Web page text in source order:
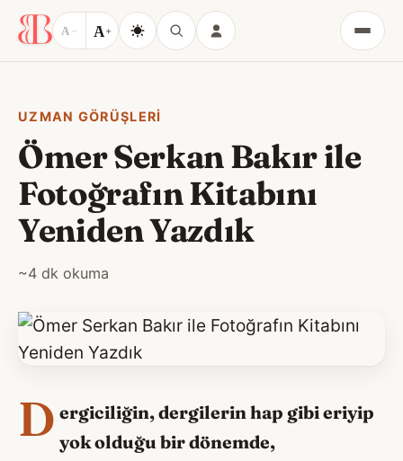
A − A+
Menü
UZMAN GÖRÜŞLERI
Ömer Serkan Bakır ile
Fotoğrafın Kitabını
Yeniden Yazdık
~4 dk okuma
D ergiciliğin, dergilerin hap gibi eriyip
yok olduğu bir dönemde,